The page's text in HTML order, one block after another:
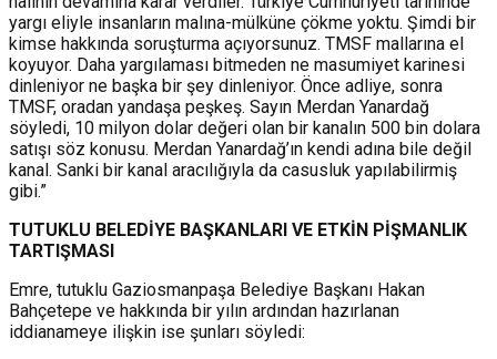
yargı eliyle insanların malına-mülküne çökme yoktu. Şimdi bir
kimse hakkında soruşturma açıyorsunuz. TMSF mallarına el
koyuyor. Daha yargılaması bitmeden ne masumiyet karinesi
dinleniyor ne başka bir şey dinleniyor. Önce adliye, sonra
TMSF, oradan yandaşa peşkeş. Sayın Merdan Yanardağ
söyledi, 10 milyon dolar değeri olan bir kanalın 500 bin dolara
satışı söz konusu. Merdan Yanardağ’ın kendi adına bile değil
kanal. Sanki bir kanal aracılığıyla da casusluk yapılabilirmiş
gibi.”
TUTUKLU BELEDİYE BAŞKANLARI VE ETKİN PİŞMANLIK
TARTIŞMASI
Emre, tutuklu Gaziosmanpaşa Belediye Başkanı Hakan
Bahçetepe ve hakkında bir yılın ardından hazırlanan
iddianameye ilişkin ise şunları söyledi: